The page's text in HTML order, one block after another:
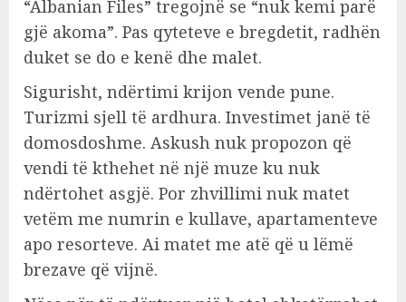
“Albanian Files” tregojnë se “nuk kemi parë
gjë akoma”. Pas qyteteve e bregdetit, radhën
duket se do e kenë dhe malet.
Sigurisht, ndërtimi krijon vende pune.
Turizmi sjell të ardhura. Investimet janë të
domosdoshme. Askush nuk propozon që
vendi të kthehet në një muze ku nuk
ndërtohet asgjë. Por zhvillimi nuk matet
vetëm me numrin e kullave, apartamenteve
apo resorteve. Ai matet me atë që u lëmë
brezave që vijnë.